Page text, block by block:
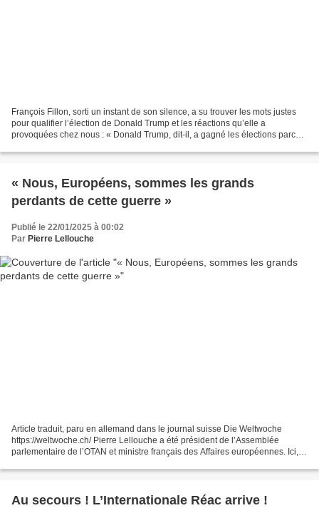
François Fillon, sorti un instant de son silence, a su trouver les mots justes
pour qualifier l’élection de Donald Trump et les réactions qu’elle a
provoquées chez nous : « Donald Trump, dit-il, a gagné les élections parce
« Nous, Européens, sommes les grands
perdants de cette guerre »
Publié le 22/01/2025 à 00:02
Par Pierre Lellouche
Article traduit, paru en allemand dans le journal suisse Die Weltwoche
https://weltwoche.ch/ Pierre Lellouche a été président de l’Assemblée
parlementaire de l’OTAN et ministre français des Affaires européennes. Ici, il
Au secours ! L’Internationale Réac arrive !